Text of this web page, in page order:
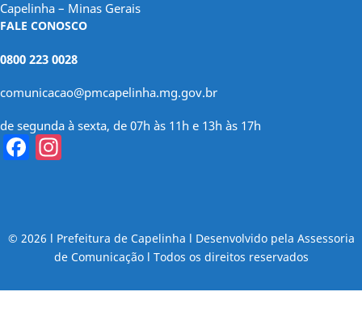
Capelinha – Minas Gerais
FALE CONOSCO
0800 223 0028
comunicacao@pmcapelinha.mg.gov.br
de segunda à sexta, de 07h às 11h e 13h às 17h
Facebook
© 2026 l Prefeitura de Capelinha l Desenvolvido pela Assessoria
de Comunicação l Todos os direitos reservados